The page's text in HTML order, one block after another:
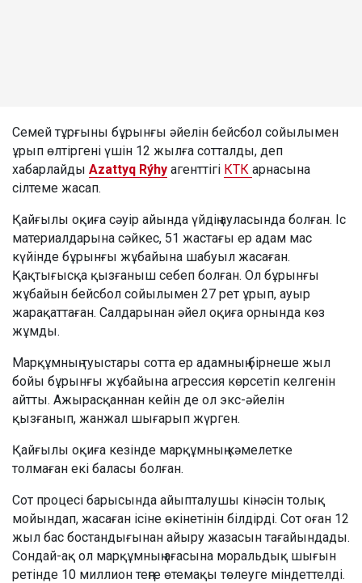
Семей тұрғыны бұрынғы әйелін бейсбол сойылымен
ұрып өлтіргені үшін 12 жылға сотталды, деп
хабарлайды Azattyq Rýhy агенттігі КТК арнасына
сілтеме жасап.
Қайғылы оқиға сәуір айында үйдің ауласында болған. Іс
материалдарына сәйкес, 51 жастағы ер адам мас
күйінде бұрынғы жұбайына шабуыл жасаған.
Қақтығысқа қызғаныш себеп болған. Ол бұрынғы
жұбайын бейсбол сойылымен 27 рет ұрып, ауыр
жарақаттаған. Салдарынан әйел оқиға орнында көз
жұмды.
Марқұмның туыстары сотта ер адамның бірнеше жыл
бойы бұрынғы жұбайына агрессия көрсетіп келгенін
айтты. Ажырасқаннан кейін де ол экс-әйелін
қызғанып, жанжал шығарып жүрген.
Қайғылы оқиға кезінде марқұмның кәмелетке
толмаған екі баласы болған.
Сот процесі барысында айыпталушы кінәсін толық
мойындап, жасаған ісіне өкінетінін білдірді. Сот оған 12
жыл бас бостандығынан айыру жазасын тағайындады.
Сондай-ақ ол марқұмның ағасына моральдық шығын
ретінде 10 миллион теңге өтемақы төлеуге міндеттелді.